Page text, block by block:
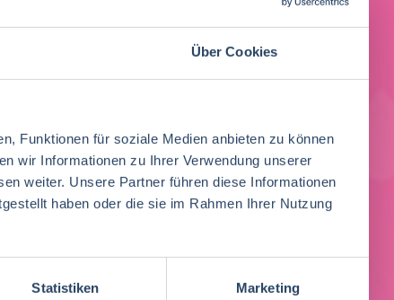
Über Cookies
Funktionen für soziale Medien anbieten zu können
wir Informationen zu Ihrer Verwendung unserer
weiter. Unsere Partner führen diese Informationen
haben oder die sie im Rahmen Ihrer Nutzung
Statistiken Marketing
modernes und
das hochwertige Backwaren
In...
GmbH
UND